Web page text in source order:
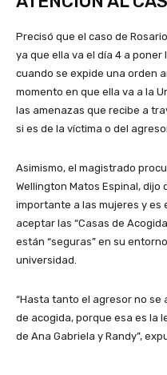
Precisó que el caso de
ya que ella va el día 4 a poner
cuando se expide una orden
momento en que ella va a la
las amenazas que recibe a
si es de la víctima o del
Asimismo, el magistrado
Wellington Matos Espinal,
importante a las mujeres y es
aceptar las “Casas de
están “seguras” en su
universidad.
“Hasta tanto el agresor no
de acogida, porque esa es la
de Ana Gabriela y Randy”,